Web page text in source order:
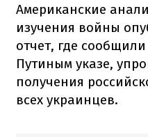
Американские
изучения войны
отчет, где
Путиным указе,
получения
всех украинцев.